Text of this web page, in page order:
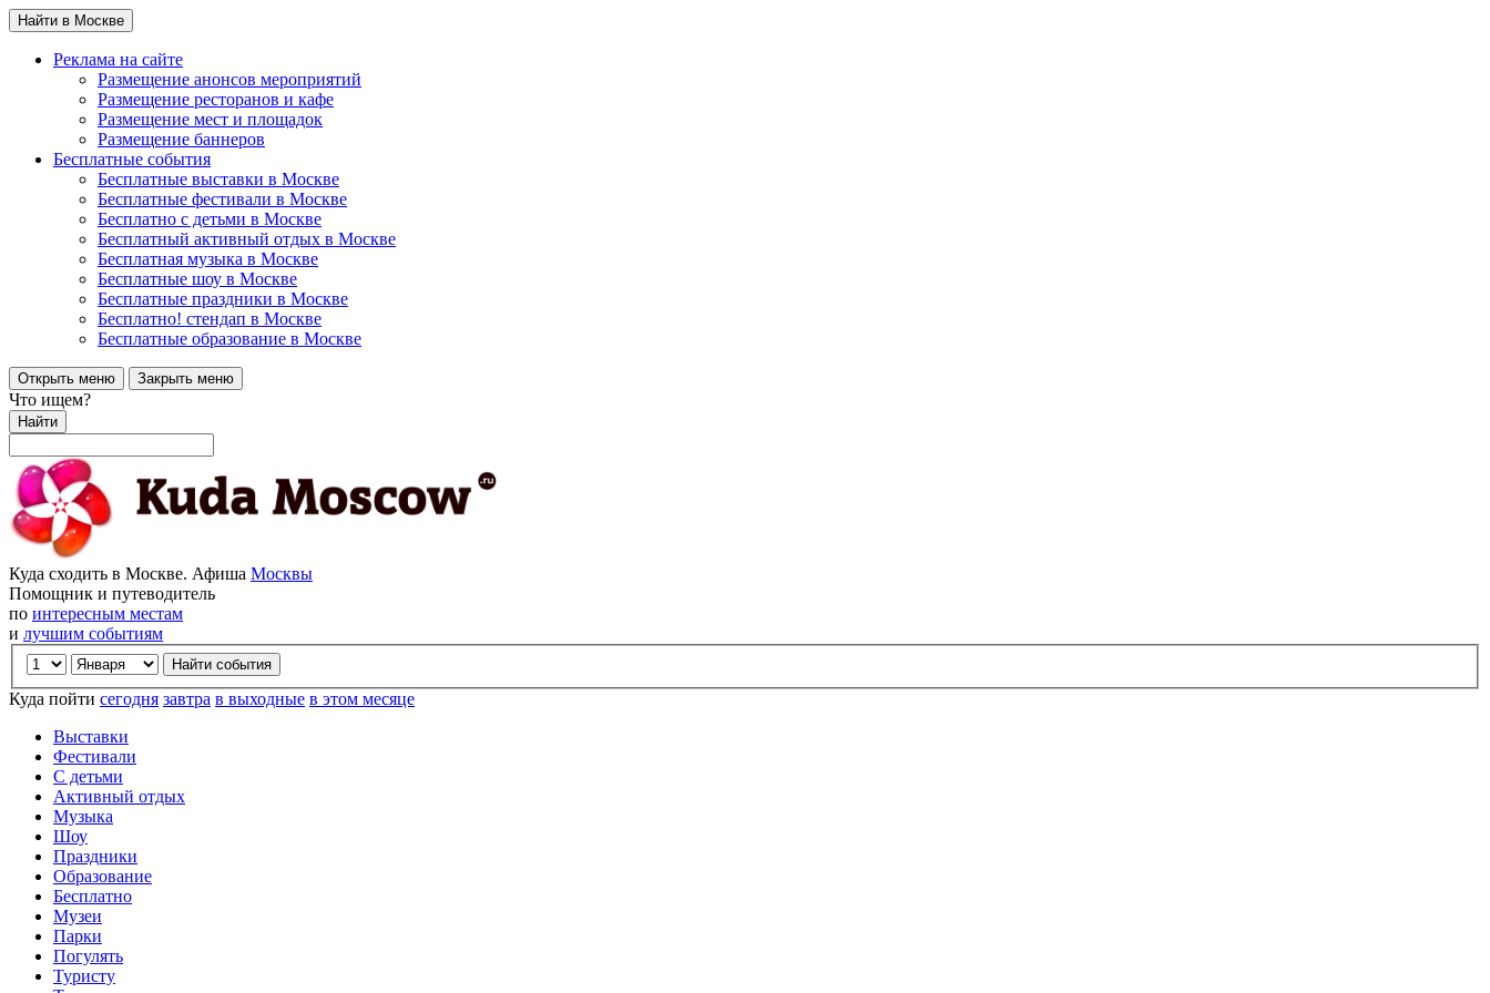
Найти в Москве
Реклама на сайте
Размещение анонсов мероприятий
Размещение ресторанов и кафе
Размещение мест и площадок
Размещение баннеров
Бесплатные события
Бесплатные выставки в Москве
Бесплатные фестивали в Москве
Бесплатно с детьми в Москве
Бесплатный активный отдых в Москве
Бесплатная музыка в Москве
Бесплатные шоу в Москве
Бесплатные праздники в Москве
Бесплатно! стендап в Москве
Бесплатные образование в Москве
Открыть меню Закрыть меню
Что ищем?
Найти
Куда сходить в Москве. Афиша Москвы
Помощник и путеводитель
по интересным местам
и лучшим событиям
Куда пойти сегодня завтра в выходные в этом месяце
Выставки
Фестивали
С детьми
Активный отдых
Музыка
Шоу
Праздники
Образование
Бесплатно
Музеи
Парки
Погулять
Туристу